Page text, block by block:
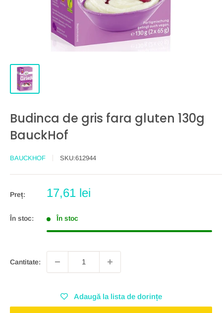
Budinca de gris fara gluten 130g
BauckHof
BAUCKHOF SKU:612944
Preț:
Preț
17,61 lei
În stoc: În stoc
Cantitate:
Adaugă la lista de dorințe